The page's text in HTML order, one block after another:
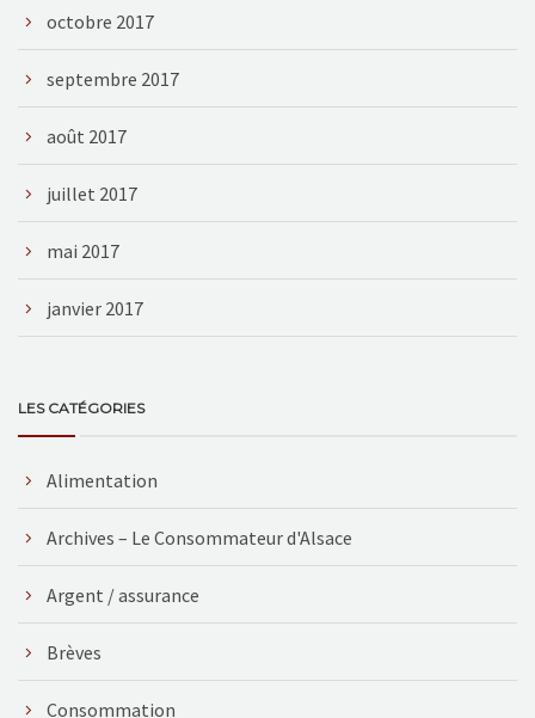
octobre 2017
septembre 2017
août 2017
juillet 2017
mai 2017
janvier 2017
LES CATÉGORIES
Alimentation
Archives – Le Consommateur d'Alsace
Argent / assurance
Brèves
Consommation